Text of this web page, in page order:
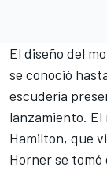
El diseño del
se conoció
escudería
lanzamiento. El
Hamilton, que
Horner se tomó